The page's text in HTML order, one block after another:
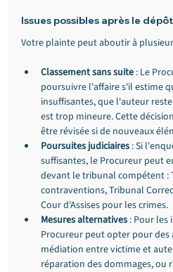
Issues possibles après le
Votre plainte peut aboutir à
Classement sans suite : Le
poursuivre l'affaire s'il estime
insuffisantes, que l'auteur
est trop mineure. Cette
être révisée si de nouveaux
Poursuites judiciaires : Si
suffisantes, le Procureur peut
devant le tribunal compétent :
contraventions, Tribunal
Cour d'Assises pour les crimes.
Mesures alternatives : Pour les
Procureur peut opter pour
médiation entre victime et
réparation des dommages, ou